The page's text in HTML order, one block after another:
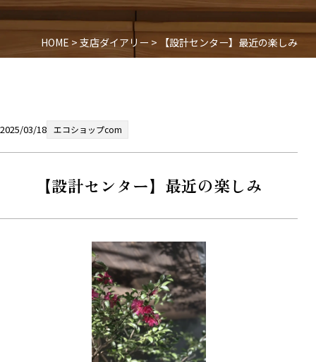
HOME >支店ダイアリー > 【設計センター】最近の楽しみ
2025/03/18 エコショップcom
【設計センター】最近の楽しみ